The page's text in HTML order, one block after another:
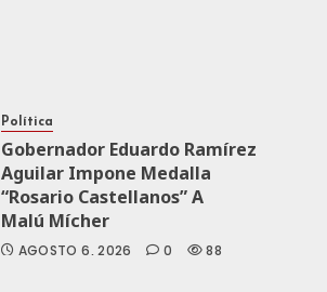
Política
Gobernador Eduardo Ramírez
Aguilar Impone Medalla
“Rosario Castellanos” A
Malú Mícher
AGOSTO 6, 2026 0 88